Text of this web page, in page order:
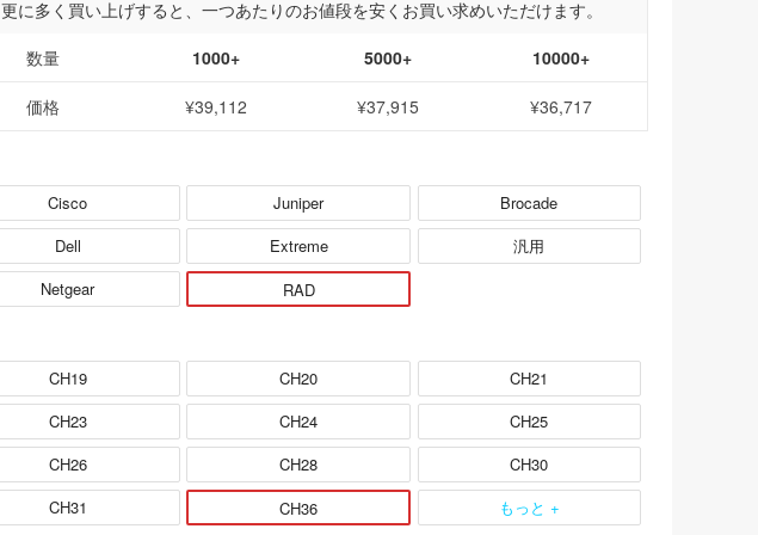
更に多く買い上げすると、一つあたりのお値段を安くお買い求めいただけます。
数量
1000+ 5000+ 10000+
価格 ¥39,112 ¥37,915 ¥36,717
Cisco Juniper
Brocade
Dell
Extreme
汎用
Netgear
RAD
CH19 CH20
CH21
CH23
CH24
CH25
CH26
CH28
CH30
CH31
CH36 もっと +